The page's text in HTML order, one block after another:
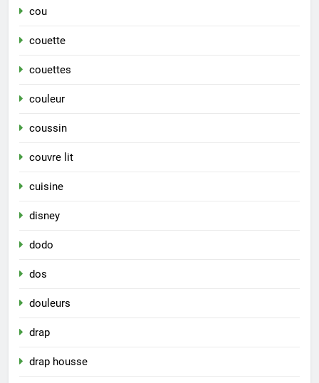
cou
couette
couettes
couleur
coussin
couvre lit
cuisine
disney
dodo
dos
douleurs
drap
drap housse